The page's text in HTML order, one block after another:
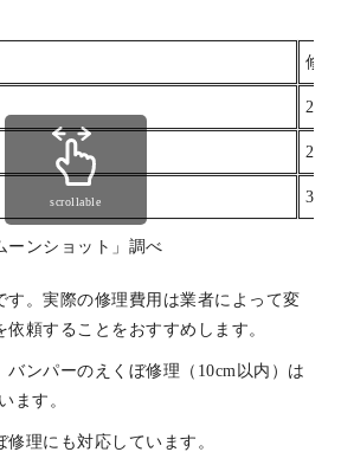
修
ンショット」調べ
scrollable
す。実際の修理費用は業者によって変
頼することをおすすめします。
バンパーのえくぼ修理（10cm以内）は
ます。
修理にも対応しています。